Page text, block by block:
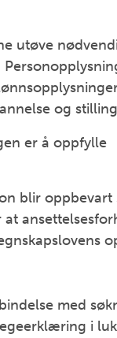
utøve
og
er å oppfylle
blir
med
i